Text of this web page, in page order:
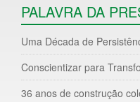
PALAVRA DA
Uma Década de
Conscientizar para
36 anos de construção